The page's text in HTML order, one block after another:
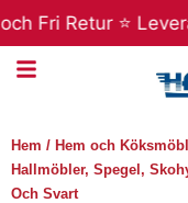
till
innehåll
Retur ⭐
Hem / Hem och
Hallmöbler, Spegel,
Och Svart